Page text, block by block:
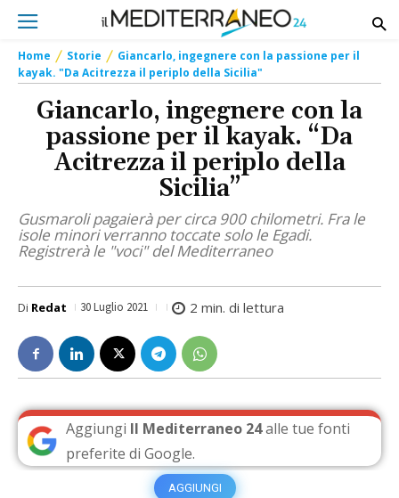
Home Storie
Giancarlo, ingegnere con la passione per il
kayak. "Da Acitrezza il periplo della Sicilia"
Giancarlo, ingegnere con la
passione per il kayak. “Da
Acitrezza il periplo della
Sicilia”
Gusmaroli pagaierà per circa 900 chilometri. Fra le
isole minori verranno toccate solo le Egadi.
Registrerà le "voci" del Mediterraneo
Di Redat 30 Luglio 2021 2 min. di lettura
Aggiungi Il Mediterraneo 24alle tue fonti
preferite di Google.
AGGIUNGI